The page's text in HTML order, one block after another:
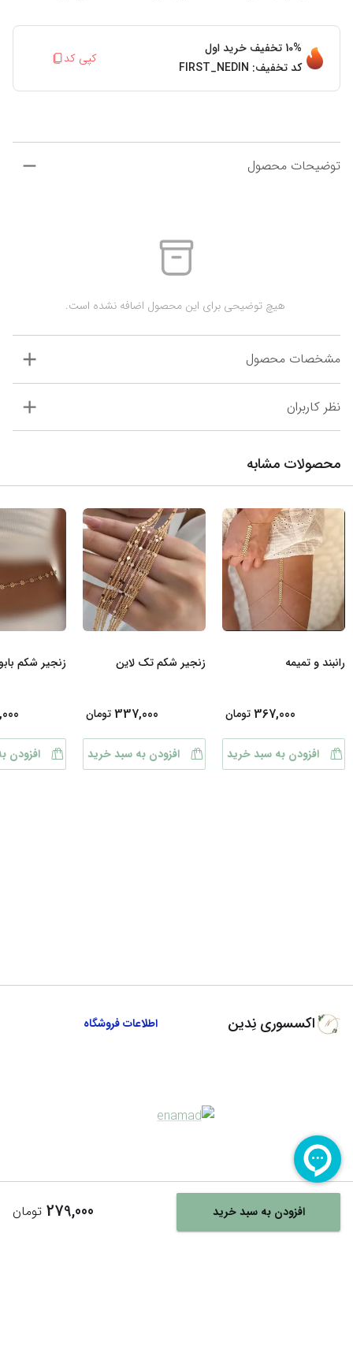
10% تخفیف خرید اول
کد تخفیف: FIRST_NEDIN
کپی کد
توضیحات محصول
مشخصات محصول
نظر کاربران
محصولات مشابه
رانبند و تمیمه
367,000 تومان
افزودن به سبد خرید
زنجیر شکم تک لاین
337,000 تومان
افزودن به سبد خرید
زنجیر شکم
افزودن
افزودن به سبد خرید 279,000 تومان
اکسسوری نِدین اطلاعات فروشگاه